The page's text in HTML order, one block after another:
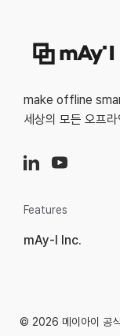
make offline
세상의 모든 오프
Features
mAy-I Inc.
© 2026 메이아이 공